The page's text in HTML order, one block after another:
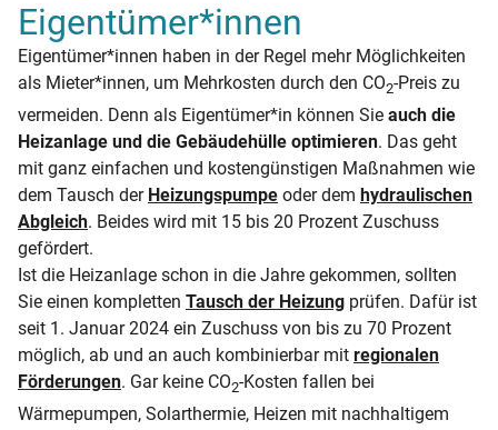
Eigentümer*innen
Eigentümer*innen haben in der Regel mehr Möglichkeiten
als Mieter*innen, um Mehrkosten durch den CO2-Preis zu
vermeiden. Denn als Eigentümer*in können Sie auch die
Heizanlage und die Gebäudehülle optimieren. Das geht
mit ganz einfachen und kostengünstigen Maßnahmen wie
dem Tausch der Heizungspumpe oder dem hydraulischen
Abgleich. Beides wird mit 15 bis 20 Prozent Zuschuss
gefördert.
Ist die Heizanlage schon in die Jahre gekommen, sollten
Sie einen kompletten Tausch der Heizung prüfen. Dafür ist
seit 1. Januar 2024 ein Zuschuss von bis zu 70 Prozent
möglich, ab und an auch kombinierbar mit regionalen
Förderungen. Gar keine CO2-Kosten fallen bei
Wärmepumpen, Solarthermie, Heizen mit nachhaltigem